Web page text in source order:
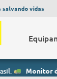
salvando vidas
de Sinais